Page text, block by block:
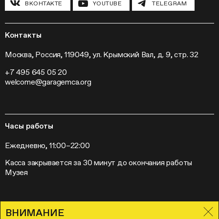
ВНИМАНИЕ
Конференции
Программа «Новые медиа»
Кинопрограмма
Выставки
Слет институций современного искусства
Хроника Музея «Гараж»
Новости
Пресса
Контакты
ВКОНТАКТЕ YOUTUBE TELEGRAM
Контакты
Москва, Россия, 119049, ул. Крымский Вал, д. 9, стр. 32
+7 495 645 05 20
welcome@garagemca.org
Часы работы
Ежедневно, 11:00–22:00
Касса закрывается за 30 минут до окончания работы
Музея
Правила посещения Музея «Гараж»